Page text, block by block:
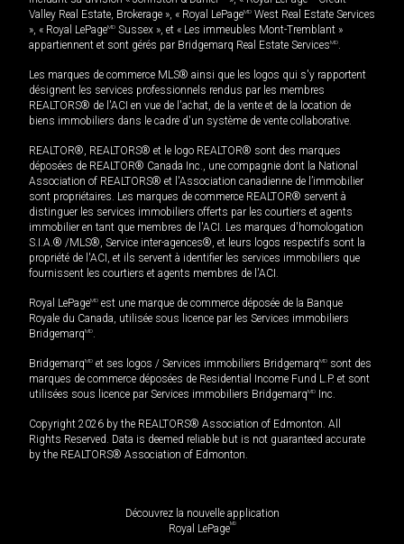
Valley Real Estate, Brokerage », « Royal LePageMD West Real Estate Services
», « Royal LePageMD Sussex », et « Les immeubles Mont-Tremblant »
appartiennent et sont gérés par Bridgemarq Real Estate ServicesMD.
Les marques de commerce MLS® ainsi que les logos qui s'y rapportent
désignent les services professionnels rendus par les membres
REALTORS® de l'ACI en vue de l'achat, de la vente et de la location de
biens immobiliers dans le cadre d'un système de vente collaborative.
REALTOR®, REALTORS® et le logo REALTOR® sont des marques
déposées de REALTOR® Canada Inc., une compagnie dont la National
Association of REALTORS® et l'Association canadienne de l’immobilier
sont propriétaires. Les marques de commerce REALTOR® servent à
distinguer les services immobiliers offerts par les courtiers et agents
immobilier en tant que membres de l'ACI. Les marques d'homologation
S.I.A.® /MLS®, Service inter-agences®, et leurs logos respectifs sont la
propriété de l'ACI, et ils servent à identifier les services immobiliers que
fournissent les courtiers et agents membres de l'ACI.
Royal LePageMD est une marque de commerce déposée de la Banque
Royale du Canada, utilisée sous licence par les Services immobiliers
BridgemarqMD.
BridgemarqMD et ses logos / Services immobiliers BridgemarqMD sont des
marques de commerce déposées de Residential Income Fund L.P. et sont
utilisées sous licence par Services immobiliers BridgemarqMD Inc.
Copyright 2026 by the REALTORS® Association of Edmonton. All
Rights Reserved. Data is deemed reliable but is not guaranteed accurate
by the REALTORS® Association of Edmonton.
Découvrez la nouvelle application
Royal LePageMD